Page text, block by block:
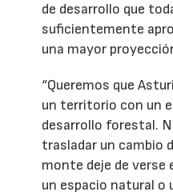
de desarrollo que
suficientemente
una mayor
“Queremos que
un territorio con un
desarrollo forestal.
trasladar un cambio
monte deje de
un espacio natural o